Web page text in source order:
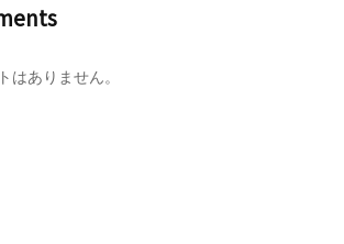
はありません。